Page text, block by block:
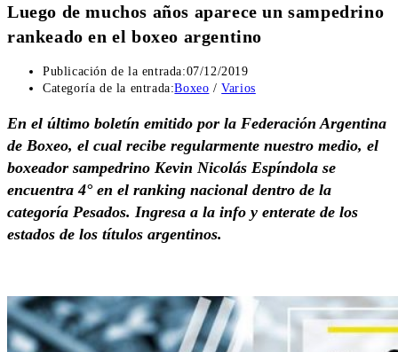
Luego de muchos años aparece un sampedrino
rankeado en el boxeo argentino
Publicación de la entrada:07/12/2019
Categoría de la entrada:Boxeo / Varios
En el último boletín emitido por la Federación Argentina
de Boxeo, el cual recibe regularmente nuestro medio, el
boxeador sampedrino Kevin Nicolás Espíndola se
encuentra 4° en el ranking nacional dentro de la
categoría Pesados. Ingresa a la info y enterate de los
estados de los títulos argentinos.